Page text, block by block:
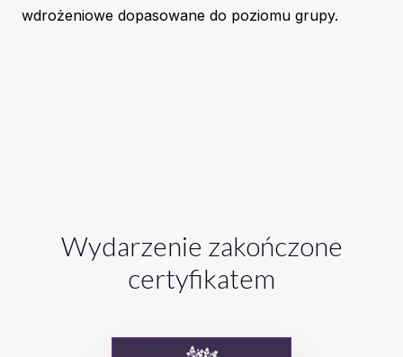
wdrożeniowe dopasowane do poziomu grupy.
Wydarzenie zakończone
certyfikatem